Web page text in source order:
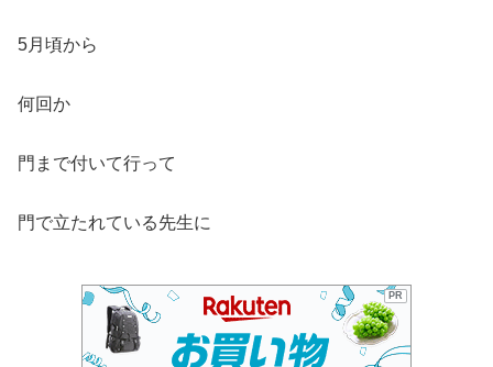
5月頃から
何回か
門まで付いて行って
門で立たれている先生に
PR